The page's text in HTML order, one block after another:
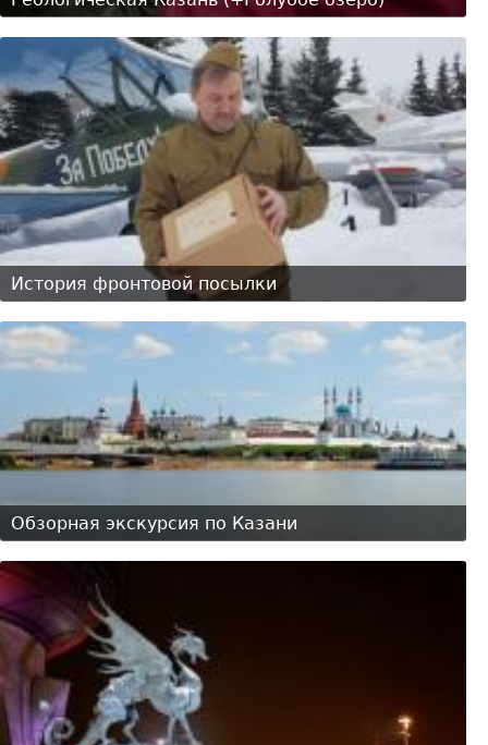
История фронтовой посылки
Обзорная экскурсия по Казани